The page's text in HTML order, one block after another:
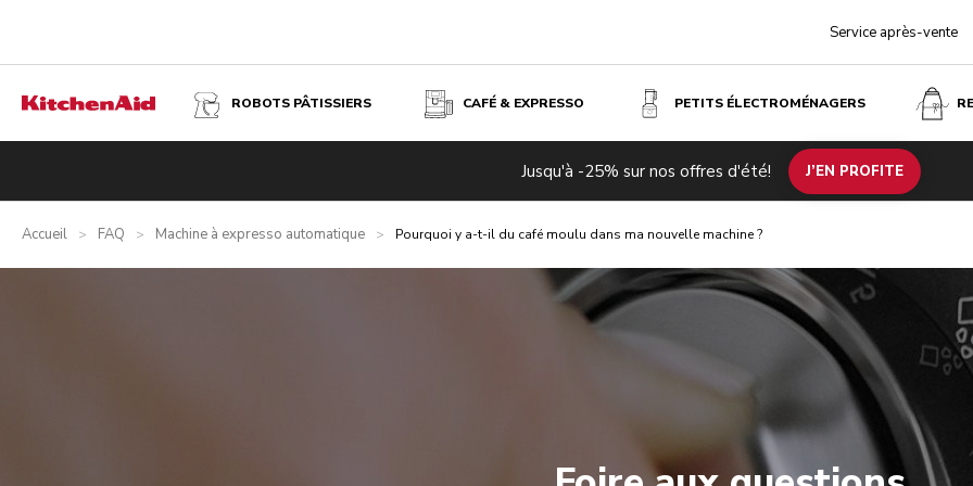
Service après-vente
ROBOTS PÂTISSIERS CAFÉ & EXPRESSO PETITS ÉLECTROMÉNAGERS
Jusqu'à -25% sur nos offres d'été! J’EN PROFITE
Accueil > FAQ > Machine à expresso automatique > Pourquoi y a-t-il du café moulu dans ma nouvelle machine ?